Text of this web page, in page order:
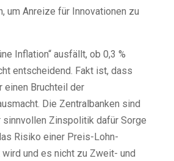
um Anreize für Innovationen zu
Inflation“ ausfällt, ob 0,3 %
entscheidend. Fakt ist, dass
einen Bruchteil der
Die Zentralbanken sind
Zinspolitik dafür Sorge
Risiko einer Preis-Lohn-
und es nicht zu Zweit- und